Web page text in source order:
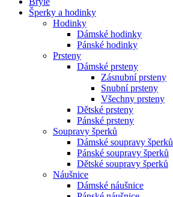
Šperky a hodinky
Hodinky
Dámské hodinky
Pánské hodinky
Prsteny
Dámské prsteny
Zásnubní prsteny
Snubní prsteny
Všechny prsteny
Dětské prsteny
Pánské prsteny
Soupravy šperků
Dámské soupravy šperků
Pánské soupravy šperků
Dětské soupravy šperků
Náušnice
Dámské náušnice